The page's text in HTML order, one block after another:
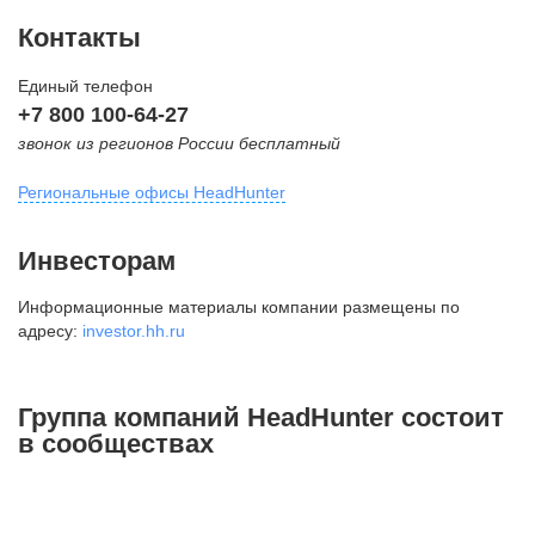
Контакты
Единый телефон
+7 800 100-64-27
звонок из регионов России бесплатный
Региональные офисы HeadHunter
внутригородская территория
Муниципальный округ Тверской,
2-я Брестская ул., д. 48,
+7 495 980-64-27
Инвесторам
Информационные материалы компании размещены по
адресу: investor.hh.ru
Группа компаний HeadHunter состоит
в сообществах